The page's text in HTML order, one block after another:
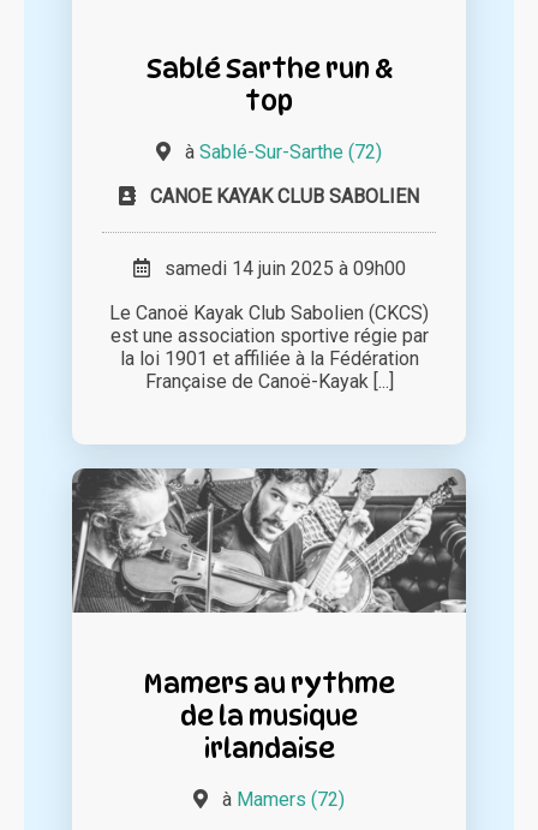
Sablé Sarthe run &
top
à Sablé-Sur-Sarthe (72)
CANOE KAYAK CLUB SABOLIEN
samedi 14 juin 2025 à 09h00
Le Canoë Kayak Club Sabolien (CKCS)
est une association sportive régie par
la loi 1901 et affiliée à la Fédération
Française de Canoë-Kayak [...]
Mamers au rythme
de la musique
irlandaise
à Mamers (72)